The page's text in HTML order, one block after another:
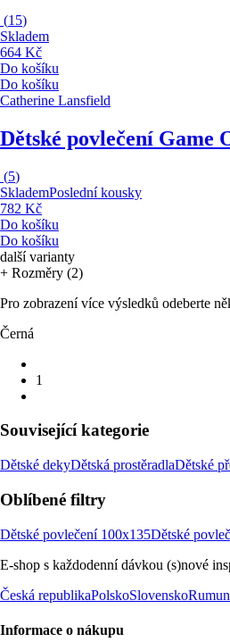
(15)
Skladem
664 Kč
Do košíku
Do košíku
Catherine Lansfield
Dětské povlečení Game
(5)
SklademPoslední kousky
782 Kč
Do košíku
Do košíku
další varianty
+ Rozměry (2)
Pro zobrazení více výsledků odeberte
Černá
1
Související kategorie
Dětské dekyDětská prostěradlaDětské
Oblíbené filtry
Dětské povlečení 100x135Dětské
E-shop s každodenní dávkou (s)nové
Česká republikaPolskoSlovensko
Informace o nákupu